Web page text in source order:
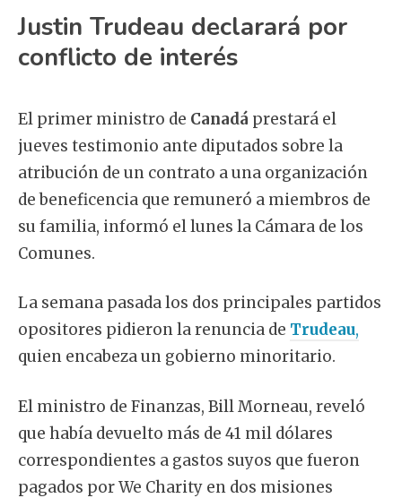
Justin Trudeau declarará por
conflicto de interés
El primer ministro de Canadá prestará el
jueves testimonio ante diputados sobre la
atribución de un contrato a una organización
de beneficencia que remuneró a miembros de
su familia, informó el lunes la Cámara de los
Comunes.
La semana pasada los dos principales partidos
opositores pidieron la renuncia de Trudeau,
quien encabeza un gobierno minoritario.
El ministro de Finanzas, Bill Morneau, reveló
que había devuelto más de 41 mil dólares
correspondientes a gastos suyos que fueron
pagados por We Charity en dos misiones